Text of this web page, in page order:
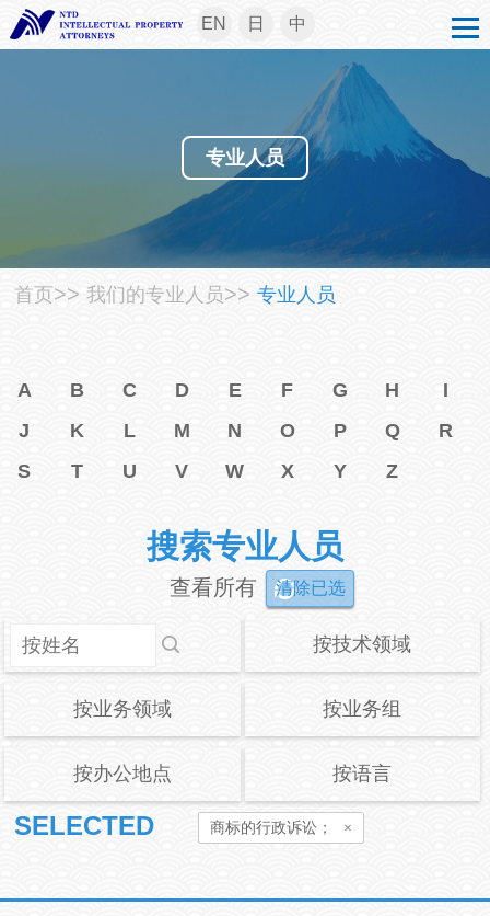
EN 日 中
专业人员
首页>>我们的专业人员>>专业人员
A B C D E F G H
I
J
K L M N O P Q
R
S
T U V W X Y Z
搜索专业人员
清除已选
查看所有
按技术领域
按业务领域 按业务组
按办公地点 按语言
SELECTED 商标的行政诉讼； ×